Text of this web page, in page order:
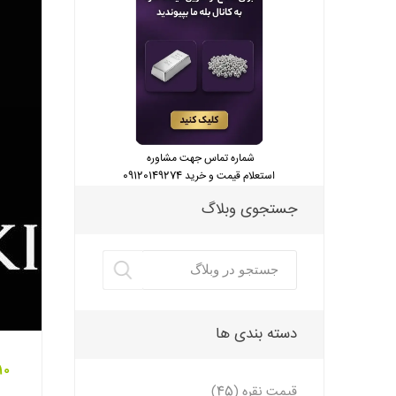
10 بهمن
شماره تماس جهت مشاوره
استعلام قیمت و خرید 09120149274
جستجوی وبلاگ
دسته بندی ها
قیمت نقره (45)